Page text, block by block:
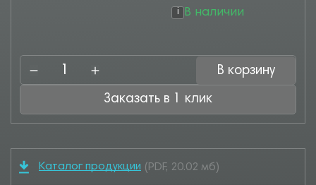
В наличии
i
В корзину
Заказать в 1 клик
Каталог продукции (PDF, 20.02 мб)